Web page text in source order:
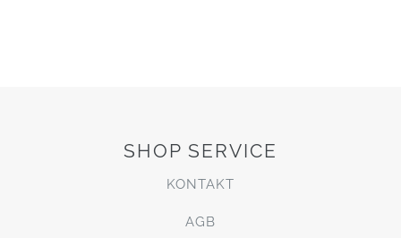
SHOP SERVICE
KONTAKT
AGB